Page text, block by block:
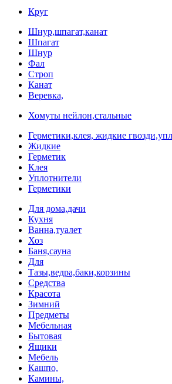
Круг
Шнур,шпагат,канат
Шпагат
Шнур
Фал
Строп
Канат
Веревка,
Хомуты нейлон,стальные
Герметики,клея, жидкие
Жидкие
Герметик
Клея
Уплотнители
Герметики
Для дома,дачи
Кухня
Ванна,туалет
Хоз
Баня,сауна
Для
Тазы,ведра,баки,корзины
Средства
Красота
Зимний
Предметы
Мебельная
Бытовая
Ящики
Мебель
Кашпо,
Камины,